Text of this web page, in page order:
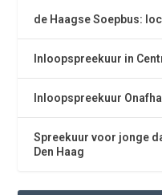
de Haagse Soepbus:
Inloopspreekuur in
Inloopspreekuur
Spreekuur voor jonge
Den Haag